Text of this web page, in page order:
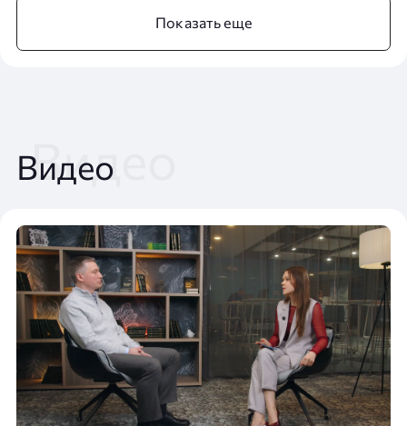
Показать еще
Видео